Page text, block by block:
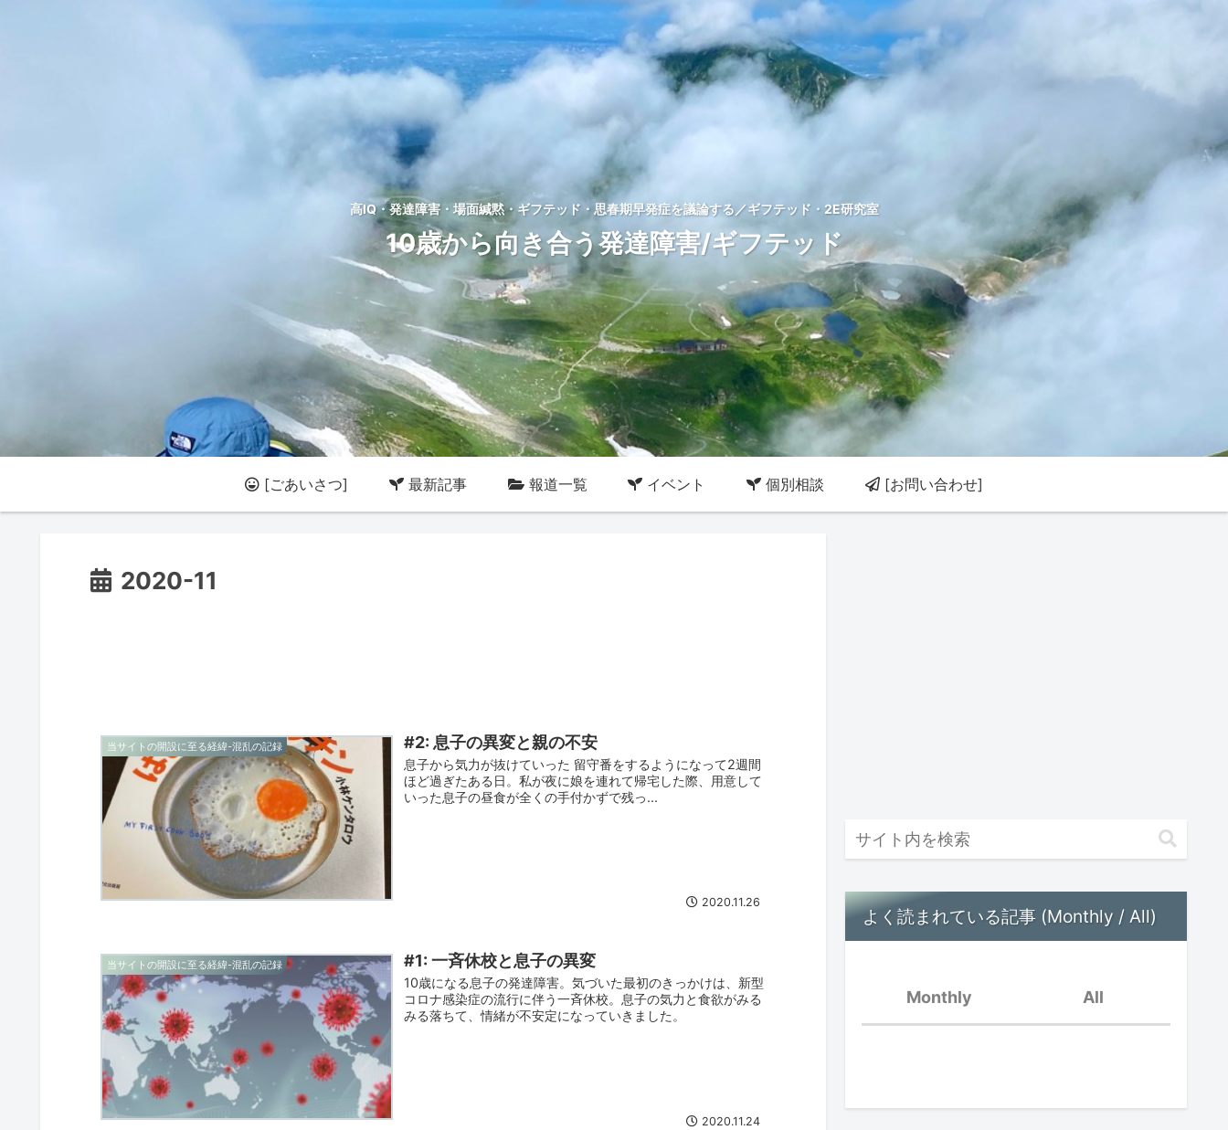
高IQ・発達障害・場面緘黙・ギフテッド・思春期早発症を議論する／ギフテッド・2E研究室
10歳から向き合う発達障害/ギフテッド
[ごあいさつ] 最新記事 報道一覧 イベント 個別相談 [お問い合わせ]
2020-11
当サイトの開設に至る経緯-混乱の記録 #2: 息子の異変と親の不安
息子から気力が抜けていった 留守番をするようになって2週間
ほど過ぎたある日。私が夜に娘を連れて帰宅した際、用意して
いった息子の昼食が全くの手付かずで残っ...
2020.11.26
当サイトの開設に至る経緯-混乱の記録 #1: 一斉休校と息子の異変
10歳になる息子の発達障害。気づいた最初のきっかけは、新型
コロナ感染症の流行に伴う一斉休校。息子の気力と食欲がみる
みる落ちて、情緒が不安定になっていきました。
2020.11.24
よく読まれている記事 (Monthly / All)
Monthly All